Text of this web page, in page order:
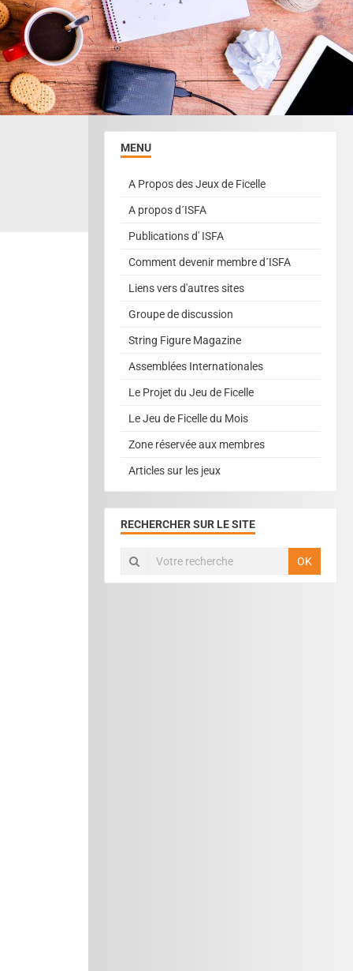
MENU
A Propos des Jeux de Ficelle
A propos d´ISFA
Publications d' ISFA
Comment devenir membre d´ISFA
Liens vers d'autres sites
Groupe de discussion
String Figure Magazine
Assemblées Internationales
Le Projet du Jeu de Ficelle
Le Jeu de Ficelle du Mois
Zone réservée aux membres
Articles sur les jeux
RECHERCHER SUR LE SITE
OK